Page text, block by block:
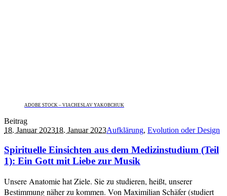
ADOBE STOCK – VIACHESLAV YAKOBCHUK
Beitrag
18. Januar 202318. Januar 2023Aufklärung, Evolution oder Design
Spirituelle Einsichten aus dem Medizinstudium (Teil
1): Ein Gott mit Liebe zur Musik
Unsere Anatomie hat Ziele. Sie zu studieren, heißt, unserer
Bestimmung näher zu kommen. Von Maximilian Schäfer (studiert